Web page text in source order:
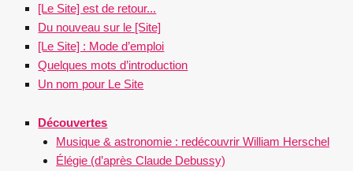
[Le Site] est de retour...
Du nouveau sur le [Site]
[Le Site] : Mode d’emploi
Quelques mots d’introduction
Un nom pour Le Site
Découvertes
Musique & astronomie : redécouvrir William Herschel
Élégie (d’après Claude Debussy)